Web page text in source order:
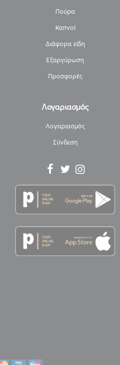
Πούρα
Καπνοί
Διάφορα είδη
Εξαργύρωση
Προσφορές
Λογαριασμός
Λογαριασμός
Σύνδεση